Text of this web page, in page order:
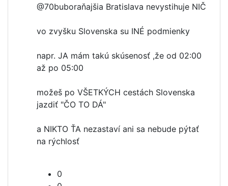
@70buboraňajšia Bratislava nevystihuje NIČ
vo zvyšku Slovenska su INÉ podmienky
napr. JA mám takú skúsenosť ,že od 02:00
až po 05:00
možeš po VŠETKÝCH cestách Slovenska
jazdiť "ČO TO DÁ"
a NIKTO ŤA nezastaví ani sa nebude pýtať
na rýchlosť
0